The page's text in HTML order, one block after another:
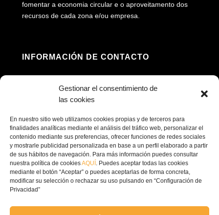
Gestionar el consentimiento de
las cookies
En nuestro sitio web utilizamos cookies propias y de terceros para
finalidades analíticas mediante el análisis del tráfico web, personalizar el
contenido mediante sus preferencias, ofrecer funciones de redes sociales
y mostrarle publicidad personalizada en base a un perfil elaborado a partir
de sus hábitos de navegación. Para más información puedes consultar
nuestra política de cookiesAQUÍ . Puedes aceptar todas las cookies
mediante el botón “Aceptar” o puedes aceptarlas de forma concreta,
modificar su selección o rechazar su uso pulsando en “Configuración de
Privacidad”
fomentar a economia circular e o aproveitamento dos
recursos de cada zona e/ou empresa.
INFORMACIÓN DE CONTACTO
Pedroñeras, Cuenca (Espanha)
 contacto@ecofricalia.com